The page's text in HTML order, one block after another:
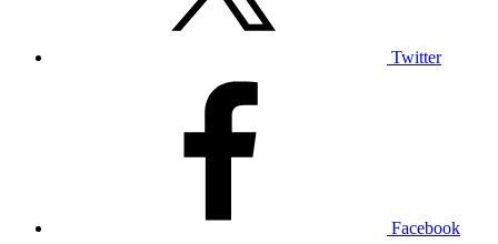
Twitter
Facebook